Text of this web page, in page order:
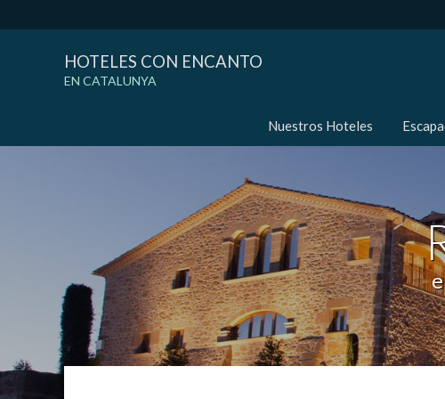
HOTELES CON ENCANTO
EN CATALUNYA
Nuestros Hoteles
Modificar
Técnicas y